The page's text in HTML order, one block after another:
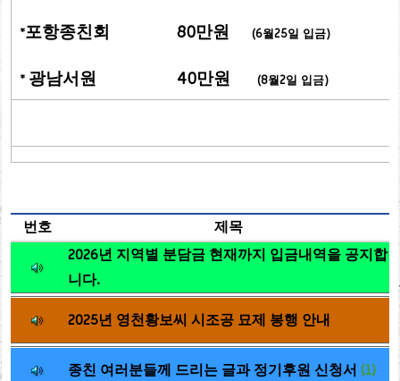
*포항종친회 80만원 (6월25일 입금)
* 광남서원 40만원 (8월2일 입금)
번호
제목
2026년 지역별 분담금 현재까지 입금내역을 공지합
니다.
2025년 영천황보씨 시조공 묘제 봉행 안내
종친 여러분들께 드리는 글과 정기후원 신청서 (1)